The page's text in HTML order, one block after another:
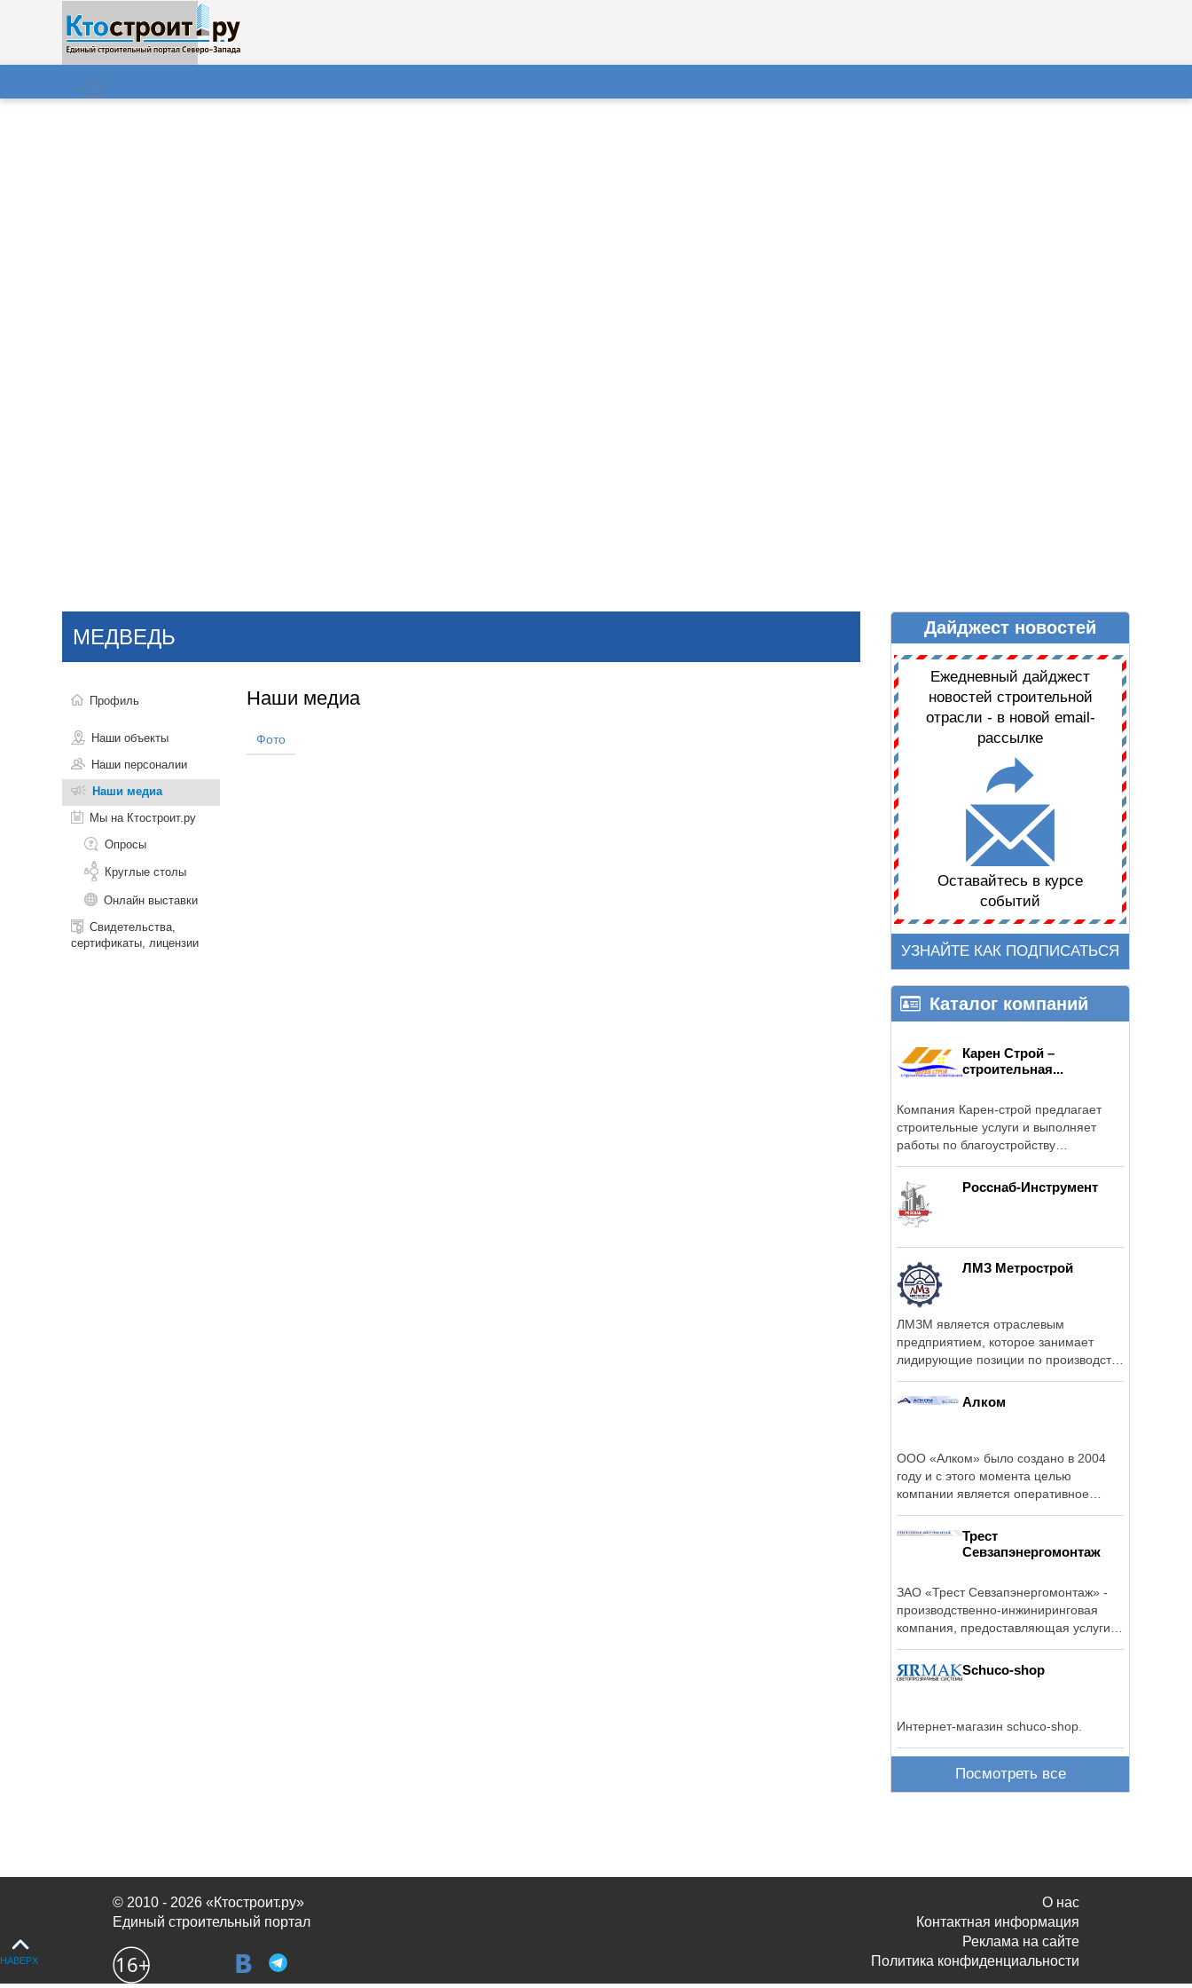
Поиск
НОВОСТИ ДАЙДЖЕСТ НОВОСТЕЙ
МЕДВЕДЬ
Профиль
Наши объекты
Наши персоналии
Наши медиа
Мы на Ктостроит.ру
Опросы
Круглые столы
Онлайн выставки
Свидетельства,
сертификаты, лицензии
Наши медиа
Фото
Дайджест новостей
Ежедневный дайджест
новостей строительной
отрасли - в новой email-
рассылке
Оставайтесь в курсе
событий
УЗНАЙТЕ КАК ПОДПИСАТЬСЯ
Каталог компаний
Карен Строй –
строительная...
Компания Карен-строй предлагает
строительные услуги и выполняет
работы по благоустройству
Росснаб-Инструмент
ЛМЗ Метрострой
ЛМЗМ является отраслевым
предприятием, которое занимает
лидирующие позиции по производству
Алком
ООО «Алком» было создано в 2004
году и с этого момента целью
компании является оперативное
Трест
Севзапэнергомонтаж
ЗАО «Трест Севзапэнергомонтаж» -
производственно-инжиниринговая
компания, предоставляющая услуги
Schuco-shop
Интернет-магазин schuco-shop.
Посмотреть все
© 2010 - 2026 «Ктостроит.ру»
Единый строительный портал
О нас
Контактная информация
Реклама на сайте
Политика конфиденциальности
НАВЕРХ